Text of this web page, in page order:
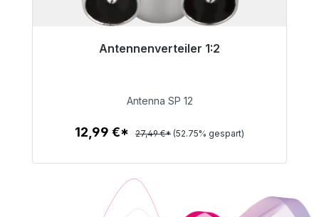
Antennenverteiler 1:2
12,99 €
Antenna SP 12
12,99 €* 27,49 €* (52.75% gespart)